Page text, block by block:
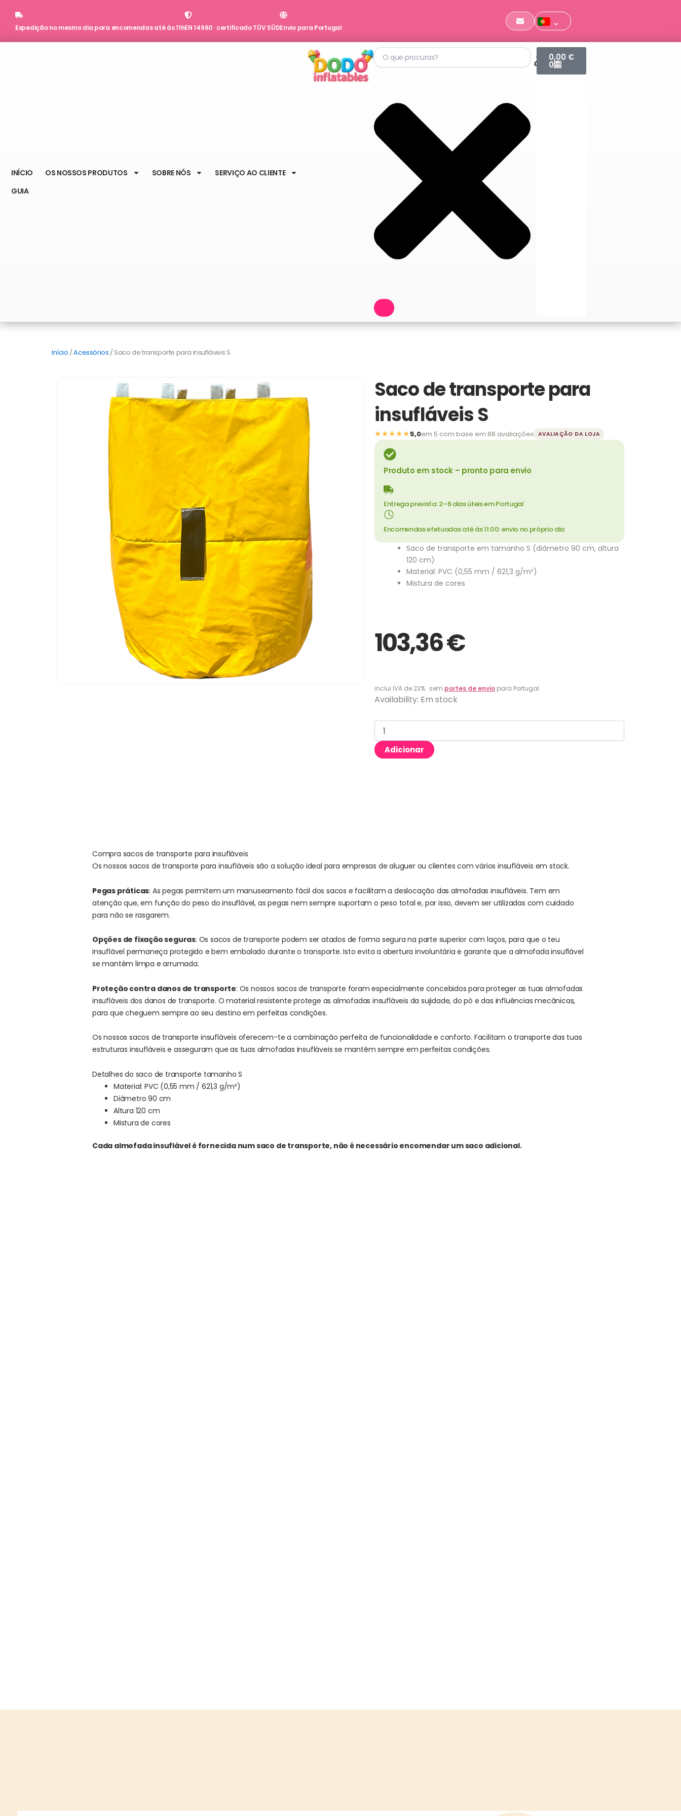
contentExpedição no mesmo dia para encomendas até às 11hEN 14960 · certificado TÜV SÜDEnvio para Portugal
INÍCIO OS NOSSOS PRODUTOS SOBRE NÓS
SERVIÇO AO CLIENTE
GUIA
Procurar 0,00 €
0
Cart
Início /Acessórios / Saco de transporte para insufláveis S
Saco de transporte para
insufláveis S
★★★★★5,0em 5 com base em 88 avaliações AVALIAÇÃO DA LOJA
Produto em stock – pronto para envio
Entrega prevista: 2–6 dias úteis em Portugal
Encomendas efetuadas até às 11:00: envio no próprio dia
Saco de transporte em tamanho S (diâmetro 90 cm, altura
120 cm)
Material: PVC (0,55 mm / 621,3 g/m²)
Mistura de cores
103,36€
inclui IVA de 23% · sem portes de envio para Portugal
Availability: Em stock
Quantidade
Saco
de
transporte
para
insufláveis
Adicionar
Compra sacos de transporte para insufláveis
Os nossos sacos de transporte para insufláveis são a solução ideal para empresas de aluguer ou clientes com vários insufláveis em stock.
Pegas práticas: As pegas permitem um manuseamento fácil dos sacos e facilitam a deslocação das almofadas insufláveis. Tem em
atenção que, em função do peso do insuflável, as pegas nem sempre suportam o peso total e, por isso, devem ser utilizadas com cuidado
para não se rasgarem.
Opções de fixação seguras: Os sacos de transporte podem ser atados de forma segura na parte superior com laços, para que o teu
insuflável permaneça protegido e bem embalado durante o transporte. Isto evita a abertura involuntária e garante que a almofada insuflável
se mantém limpa e arrumada.
Proteção contra danos de transporte: Os nossos sacos de transporte foram especialmente concebidos para proteger as tuas almofadas
insufláveis dos danos de transporte. O material resistente protege as almofadas insufláveis da sujidade, do pó e das influências mecânicas,
para que cheguem sempre ao seu destino em perfeitas condições.
Os nossos sacos de transporte insufláveis oferecem-te a combinação perfeita de funcionalidade e conforto. Facilitam o transporte das tuas
estruturas insufláveis e asseguram que as tuas almofadas insufláveis se mantêm sempre em perfeitas condições.
Detalhes do saco de transporte tamanho S
Material: PVC (0,55 mm / 621,3 g/m²)
Diâmetro 90 cm
Altura 120 cm
Mistura de cores
Cada almofada insuflável é fornecida num saco de transporte, não é necessário encomendar um saco adicional.